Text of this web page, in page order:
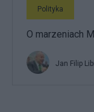
Polityka
O marzeniach
Jan Filip